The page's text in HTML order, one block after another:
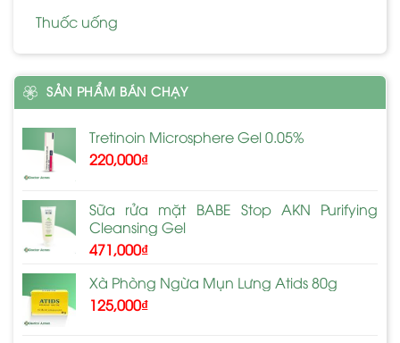
Thuốc uống
SẢN PHẨM BÁN CHẠY
Tretinoin Microsphere Gel 0.05%
220,000₫
Sữa rửa mặt BABE Stop AKN Purifying
Cleansing Gel
471,000₫
Xà Phòng Ngừa Mụn Lưng Atids 80g
125,000₫